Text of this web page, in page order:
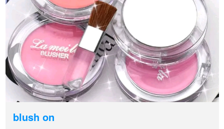
blush on